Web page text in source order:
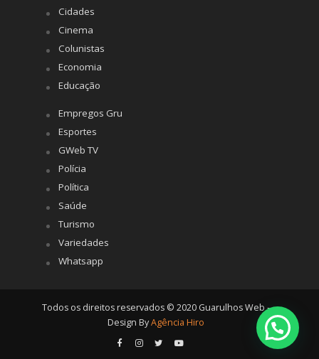
Cidades
Cinema
Colunistas
Economia
Educação
Empregos Gru
Esportes
GWeb TV
Polícia
Política
Saúde
Turismo
Variedades
Whatsapp
Todos os direitos reservados © 2020 Guarulhos Web -
Design ByAgência Hiro